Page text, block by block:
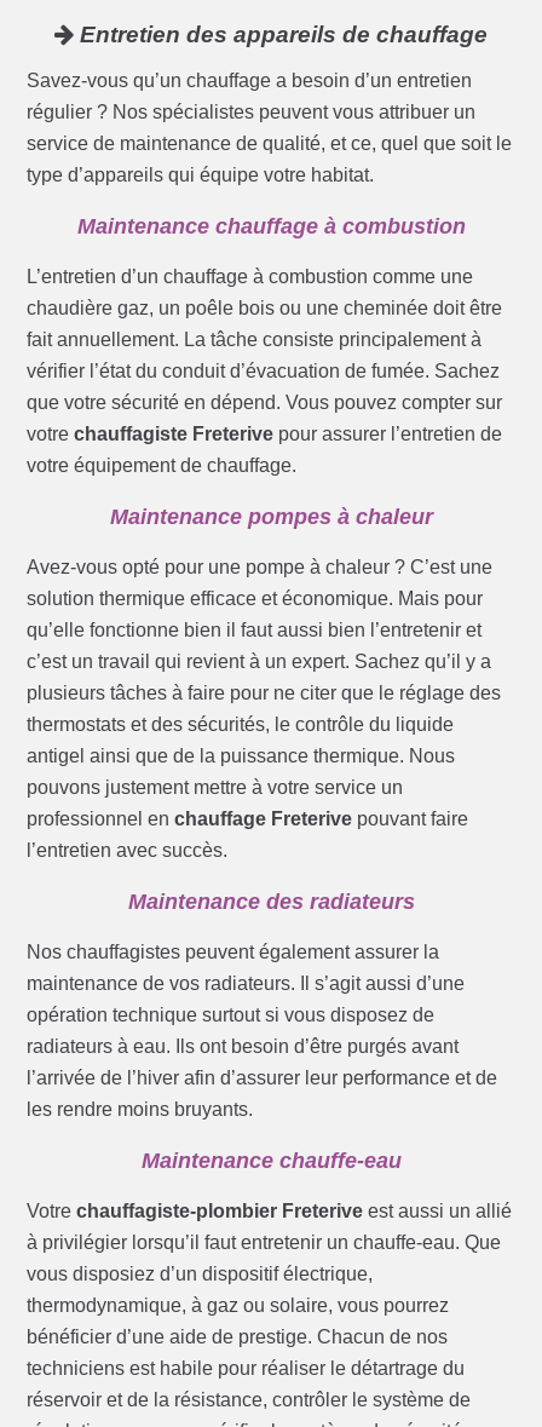
Entretien des appareils de chauffage
Savez-vous qu’un chauffage a besoin d’un entretien
régulier ? Nos spécialistes peuvent vous attribuer un
service de maintenance de qualité, et ce, quel que soit le
type d’appareils qui équipe votre habitat.
Maintenance chauffage à combustion
L’entretien d’un chauffage à combustion comme une
chaudière gaz, un poêle bois ou une cheminée doit être
fait annuellement. La tâche consiste principalement à
vérifier l’état du conduit d’évacuation de fumée. Sachez
que votre sécurité en dépend. Vous pouvez compter sur
votrechauffagiste Freterive pour assurer l’entretien de
votre équipement de chauffage.
Maintenance pompes à chaleur
Avez-vous opté pour une pompe à chaleur ? C’est une
solution thermique efficace et économique. Mais pour
qu’elle fonctionne bien il faut aussi bien l’entretenir et
c’est un travail qui revient à un expert. Sachez qu’il y a
plusieurs tâches à faire pour ne citer que le réglage des
thermostats et des sécurités, le contrôle du liquide
antigel ainsi que de la puissance thermique. Nous
pouvons justement mettre à votre service un
professionnel enchauffage Freterive pouvant faire
l’entretien avec succès.
Maintenance des radiateurs
Nos chauffagistes peuvent également assurer la
maintenance de vos radiateurs. Il s’agit aussi d’une
opération technique surtout si vous disposez de
radiateurs à eau. Ils ont besoin d’être purgés avant
l’arrivée de l’hiver afin d’assurer leur performance et de
les rendre moins bruyants.
Maintenance chauffe-eau
Votrechauffagiste-plombier Freterive est aussi un allié
à privilégier lorsqu’il faut entretenir un chauffe-eau. Que
vous disposiez d’un dispositif électrique,
thermodynamique, à gaz ou solaire, vous pourrez
bénéficier d’une aide de prestige. Chacun de nos
techniciens est habile pour réaliser le détartrage du
réservoir et de la résistance, contrôler le système de